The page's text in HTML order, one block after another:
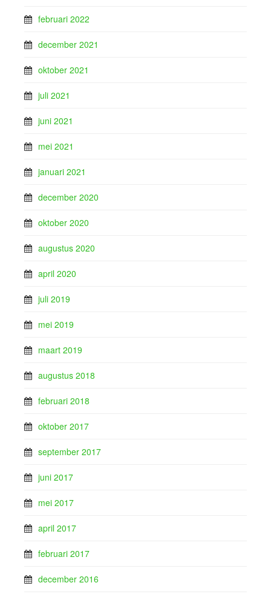
februari 2022
december 2021
oktober 2021
juli 2021
juni 2021
mei 2021
januari 2021
december 2020
oktober 2020
augustus 2020
april 2020
juli 2019
mei 2019
maart 2019
augustus 2018
februari 2018
oktober 2017
september 2017
juni 2017
mei 2017
april 2017
februari 2017
december 2016